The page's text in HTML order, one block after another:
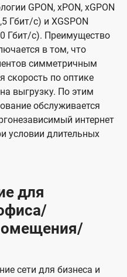
GPON, xPON, xGPON
Гбит/с) и XGSPON
Гбит/с). Преимущество
в том, что
симметричным
скорость по оптике
выгрузку. По этим
обслуживается
интернет
условии длительных
для
сети для бизнеса и